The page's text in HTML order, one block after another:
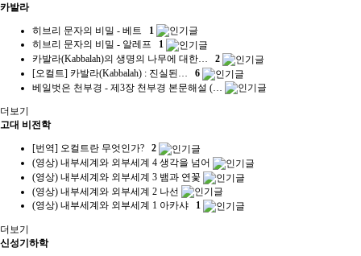
카발라
히브리 문자의 비밀 - 베트
1
히브리 문자의 비밀 - 알레프
1
카발라(Kabbalah)의 생명의 나무에 대한…
2
[오컬트] 카발라(Kabbalah) : 진실된…
6
베일벗은 천부경 - 제3장 천부경 본문해설 (…
더보기
고대 비전학
[번역] 오컬트란 무엇인가?
2
(영상) 내부세계와 외부세계 4 생각을 넘어
(영상) 내부세계와 외부세계 3 뱀과 연꽃
(영상) 내부세계와 외부세계 2 나선
(영상) 내부세계와 외부세계 1 아카샤
1
더보기
신성기하학